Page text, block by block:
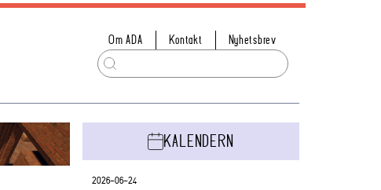
Om ADA Kontakt Nyhetsbrev
KALENDERN
2026-06-24